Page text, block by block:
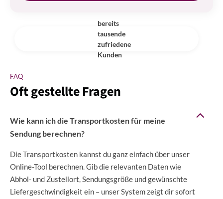
bereits
tausende
zufriedene
Kunden
FAQ
Oft gestellte Fragen
Wie kann ich die Transportkosten für meine
Sendung berechnen?
Die Transportkosten kannst du ganz einfach über unser
Online-Tool berechnen. Gib die relevanten Daten wie
Abhol- und Zustellort, Sendungsgröße und gewünschte
Liefergeschwindigkeit ein – unser System zeigt dir sofort